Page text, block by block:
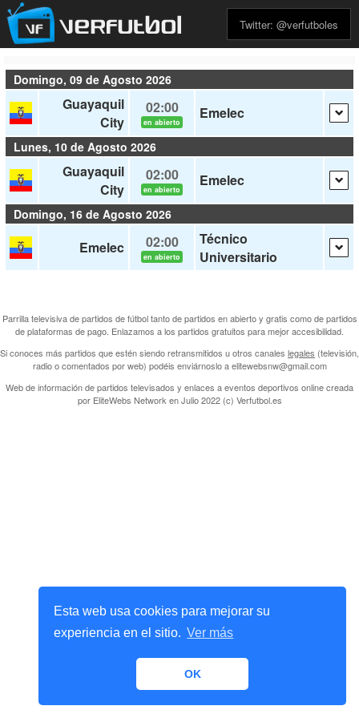
Esta web usa cookies para mejorar su
experiencia en el sitio. Ver más
OK
Twitter: @verfutboles
Domingo, 09 de Agosto 2026
Guayaquil
City
02:00
en abierto
Emelec
Lunes, 10 de Agosto 2026
Guayaquil
City
02:00
en abierto
Emelec
Domingo, 16 de Agosto 2026
Emelec 02:00
en abierto
Técnico
Universitario
Parrilla televisiva de partidos de fútbol tanto de partidos en abierto y gratis como de partidos
de plataformas de pago. Enlazamos a los partidos gratuitos para mejor accesibilidad.
Si conoces más partidos que estén siendo retransmitidos u otros canales legales (televisión,
radio o comentados por web) podéis enviárnoslo a elitewebsnw@gmail.com
Web de información de partidos televisados y enlaces a eventos deportivos online creada
por EliteWebs Network en Julio 2022 (c) Verfutbol.es